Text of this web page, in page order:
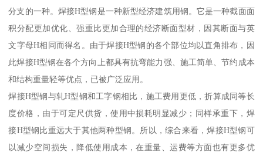
分支的一种。焊接H型钢是一种新型经济建筑用钢。它是一种截面面
积分配更加优化、强重比更加合理的经济断面型材，因其断面与英
文字母H相同而得名。由于焊接H型钢的各个部位均以直角排布，因
此焊接H型钢在各个方向上都具有抗弯能力强、施工简单、节约成本
和结构重量轻等优点，已被广泛应用。
焊接H型钢与轧H型钢和工字钢相比，施工费用更低，折算成同等长
度价格，由于可定尺供货，使用中损耗明显减少；同样承重下，焊
接H型钢比重远大于其他两种型钢。所以，综合来看，焊接H型钢可
以减少空间损失，降低使用成本，在重量、运费等方面也有更多优